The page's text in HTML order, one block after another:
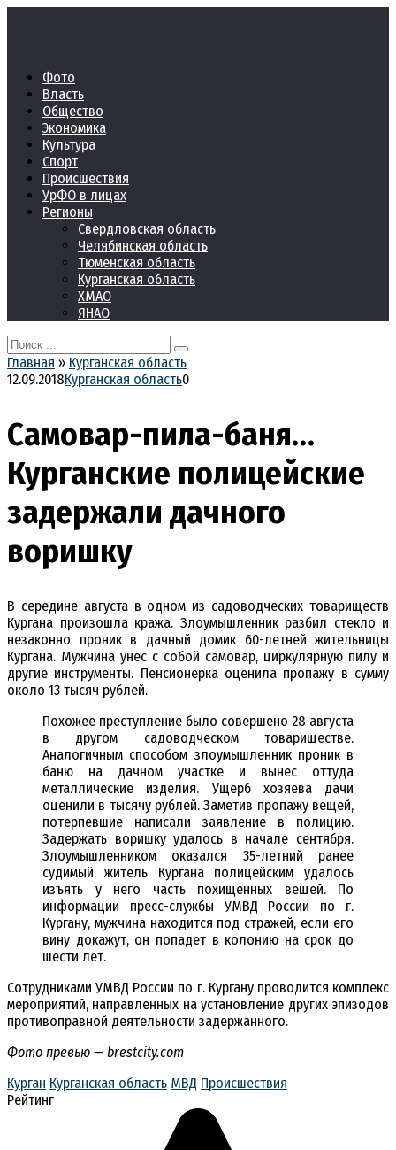
Фото
Власть
Общество
Экономика
Культура
Спорт
Происшествия
УрФО в лицах
Регионы
Свердловская область
Челябинская область
Тюменская область
Курганская область
ХМАО
ЯНАО
Search
for:
Главная » Курганская область
12.09.2018Курганская область0
Самовар-пила-баня…
Курганские полицейские
задержали дачного
воришку
В середине августа в одном из садоводческих товариществ
Кургана произошла кража. Злоумышленник разбил стекло и
незаконно проник в дачный домик 60-летней жительницы
Кургана. Мужчина унес с собой самовар, циркулярную пилу и
другие инструменты. Пенсионерка оценила пропажу в сумму
около 13 тысяч рублей.
Похожее преступление было совершено 28 августа
в другом садоводческом товариществе.
Аналогичным способом злоумышленник проник в
баню на дачном участке и вынес оттуда
металлические изделия. Ущерб хозяева дачи
оценили в тысячу рублей. Заметив пропажу вещей,
потерпевшие написали заявление в полицию.
Задержать воришку удалось в начале сентября.
Злоумышленником оказался 35-летний ранее
судимый житель Кургана полицейским удалось
изъять у него часть похищенных вещей. По
информации пресс-службы УМВД России по г.
Кургану, мужчина находится под стражей, если его
вину докажут, он попадет в колонию на срок до
шести лет.
Сотрудниками УМВД России по г. Кургану проводится комплекс
мероприятий, направленных на установление других эпизодов
противоправной деятельности задержанного.
Фото превью — brestcity.com
Курган Курганская область МВД Происшествия
Рейтинг